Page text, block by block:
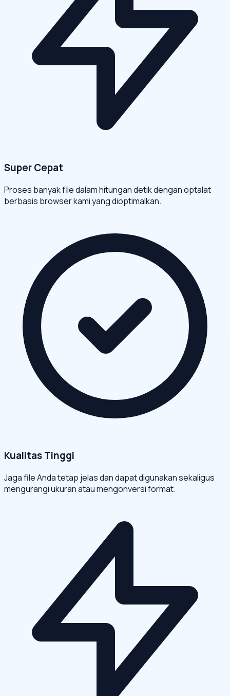
Super Cepat
Proses banyak file dalam hitungan detik dengan optalat
berbasis browser kami yang dioptimalkan.
Kualitas Tinggi
Jaga file Anda tetap jelas dan dapat digunakan sekaligus
mengurangi ukuran atau mengonversi format.